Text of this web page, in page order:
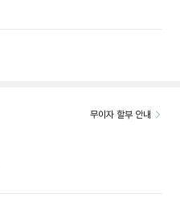
무이자 할부 안내